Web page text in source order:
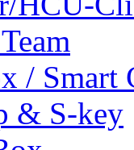
/ Smart
& S-key